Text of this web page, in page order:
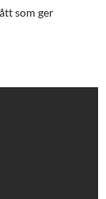
som ger